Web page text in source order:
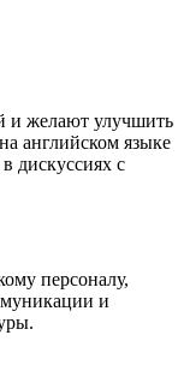
и желают улучшить
английском языке
дискуссиях с
персоналу,
и